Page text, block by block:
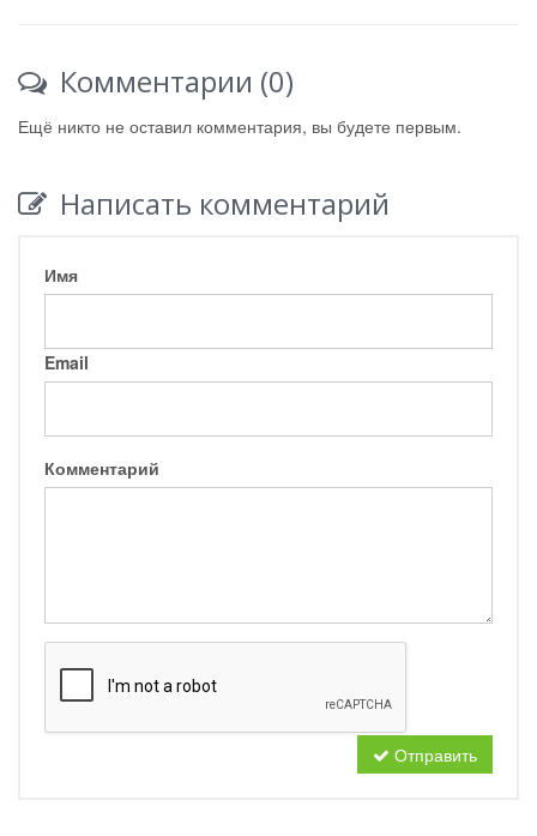
Комментарии (0)
Ещё никто не оставил комментария, вы будете первым.
Написать комментарий
Имя
Email
Комментарий
Отправить